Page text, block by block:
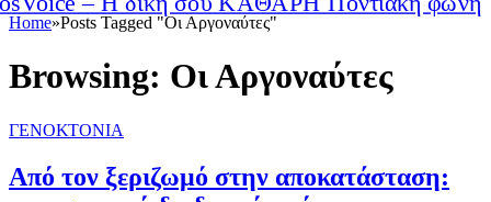
Home»Posts Tagged "Οι Αργοναύτες"
Browsing: Οι Αργοναύτες
ΓΕΝΟΚΤΟΝΙΑ
Από τον ξεριζωμό στην αποκατάσταση: